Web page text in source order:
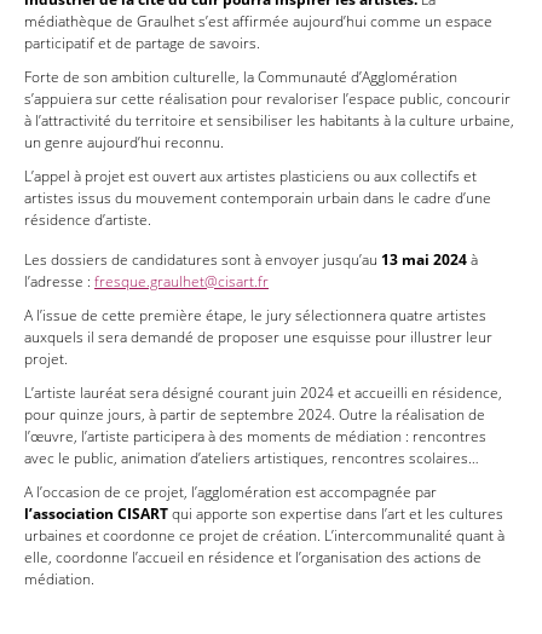
médiathèque de Graulhet s’est affirmée aujourd’hui comme un espace
participatif et de partage de savoirs.
Forte de son ambition culturelle, la Communauté d’Agglomération
s’appuiera sur cette réalisation pour revaloriser l’espace public, concourir
à l’attractivité du territoire et sensibiliser les habitants à la culture urbaine,
un genre aujourd’hui reconnu.
L’appel à projet est ouvert aux artistes plasticiens ou aux collectifs et
artistes issus du mouvement contemporain urbain dans le cadre d’une
résidence d’artiste.
Les dossiers de candidatures sont à envoyer jusqu’au 13 mai 2024à
l’adresse : fresque.graulhet@cisart.fr
A l’issue de cette première étape, le jury sélectionnera quatre artistes
auxquels il sera demandé de proposer une esquisse pour illustrer leur
projet.
L’artiste lauréat sera désigné courant juin 2024 et accueilli en résidence,
pour quinze jours, à partir de septembre 2024. Outre la réalisation de
l’œuvre, l’artiste participera à des moments de médiation : rencontres
avec le public, animation d’ateliers artistiques, rencontres scolaires…
A l’occasion de ce projet, l’agglomération est accompagnée par
l’association CISARTqui apporte son expertise dans l’art et les cultures
urbaines et coordonne ce projet de création. L’intercommunalité quant à
elle, coordonne l’accueil en résidence et l’organisation des actions de
médiation.